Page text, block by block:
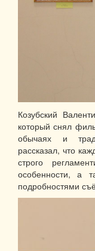
Козубский
который снял
обычаях и
рассказал, что
строго
особенности, а
подробностями